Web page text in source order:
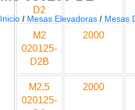
Inicio / Mesas Elevadoras / Mesas
D2
M2
020125-
D2B
2000
M2,5
020125-
2000